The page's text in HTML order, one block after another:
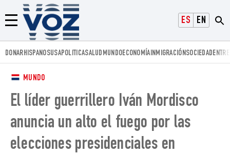
ESPAÑOLENGLISH
Menú
Voz.us
DONARHISPANOSUSAPOLITICASALUD MUNDOECONOMÍAINMIGRACIÓNSOCIEDAD
MUNDO
El líder guerrillero Iván Mordisco
anuncia un alto el fuego por las
elecciones presidenciales en